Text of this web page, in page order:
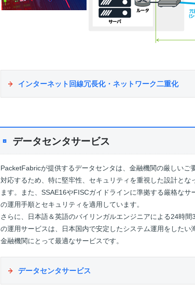
インターネット回線冗長化・ネットワーク二重化
データセンタサービス
PacketFabricが提供するデータセンタは、金融機関の厳しいご
対応するため、特に堅牢性、セキュリティを重視した設計とな
ます。また、SSAE16やFISCガイドラインに準拠する厳格なサ
の運用手順とセキュリティを適用しています。
さらに、日本語＆英語のバイリンガルエンジニアによる24時間
の運用サービスは、日本国内で安定したシステム運用をしたい
金融機関にとって最適なサービスです。
データセンタサービス